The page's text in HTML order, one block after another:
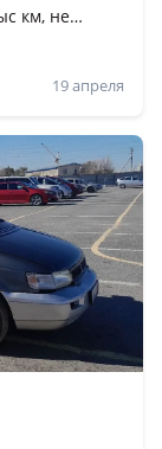
км, не
нагрузки, а
как проект
можно
ремонте
и попа
и
можно не
19 апреля